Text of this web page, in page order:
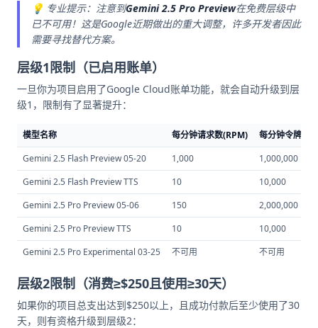
💡 专业提示：注意到Gemini 2.5 Pro Preview在免费层级中
已不可用！这是Google近期做出的重大调整，许多开发者因此
需要寻找替代方案。
层级1限制（已启用账单）
一旦你为项目启用了Google Cloud账单功能，就会自动升级到层
级1，限制有了显著提升：
模型名称 每分钟请求数(RPM)
每分钟令牌数
Gemini 2.5 Flash Preview 05-20
1,000
1,000,000
Gemini 2.5 Flash Preview TTS
10
10,000
Gemini 2.5 Pro Preview 05-06
150
2,000,000
Gemini 2.5 Pro Preview TTS
10
10,000
Gemini 2.5 Pro Experimental 03-25
不可用 不可用
层级2限制（消费≥$250且使用≥30天）
如果你的项目总支出达到$250以上，且成功付款后至少使用了30
天，则有资格升级到层级2：